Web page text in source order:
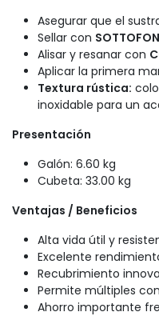
Asegurar que el
Sellar con
Alisar y resanar con
Aplicar la primera
Textura rústica:
inoxidable para un
Presentación
Galón: 6.60 kg
Cubeta: 33.00 kg
Ventajas / Beneficios
Alta vida útil y
Excelente
Recubrimiento
Permite múltiples
Ahorro importante